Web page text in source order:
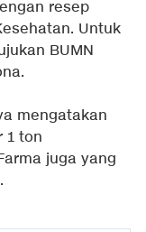
resep
Untuk
BUMN
mengatakan
1 ton
juga yang